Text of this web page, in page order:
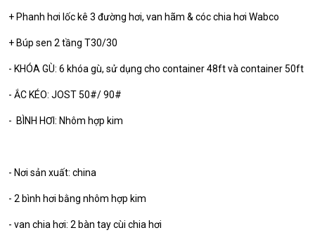
+ Phanh hơi lốc kê 3 đường hơi, van hãm & cóc chia hơi Wabco
+ Búp sen 2 tầng T30/30
- KHÓA GÙ: 6 khóa gù, sử dụng cho container 48ft và container 50ft
- ẮC KÉO: JOST 50#/ 90#
- BÌNH HƠI: Nhôm hợp kim
- Nơi sản xuất: china
- 2 bình hơi bằng nhôm hợp kim
- van chia hơi: 2 bàn tay cùi chia hơi